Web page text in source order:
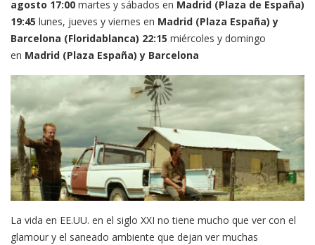
agosto 17:00 martes y sábados en Madrid (Plaza de España)
19:45 lunes, jueves y viernes en Madrid (Plaza España) y
Barcelona (Floridablanca) 22:15 miércoles y domingo
en Madrid (Plaza España) y Barcelona
La vida en EE.UU. en el siglo XXI no tiene mucho que ver con el
glamour y el saneado ambiente que dejan ver muchas